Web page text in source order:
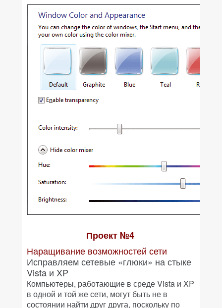
Проект №4
Наращивание возможностей сети
Исправляем сетевые «глюки» на стыке
Vista и XP
Компьютеры, работающие в среде Vista и XP
в одной и той же сети, могут быть не в
состоянии найти друг друга, поскольку по